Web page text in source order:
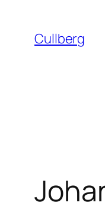
innehåll
Cullberg